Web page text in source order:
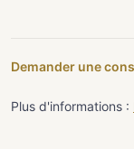
Demander une
Plus d'informations :